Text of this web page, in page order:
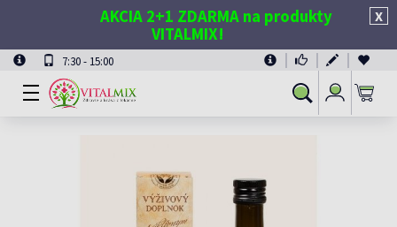
X
AKCIA 2+1 ZDARMA na produkty
VITALMIX!
7:30 - 15:00
Vyhľadávanie
Prihlásiť
sa